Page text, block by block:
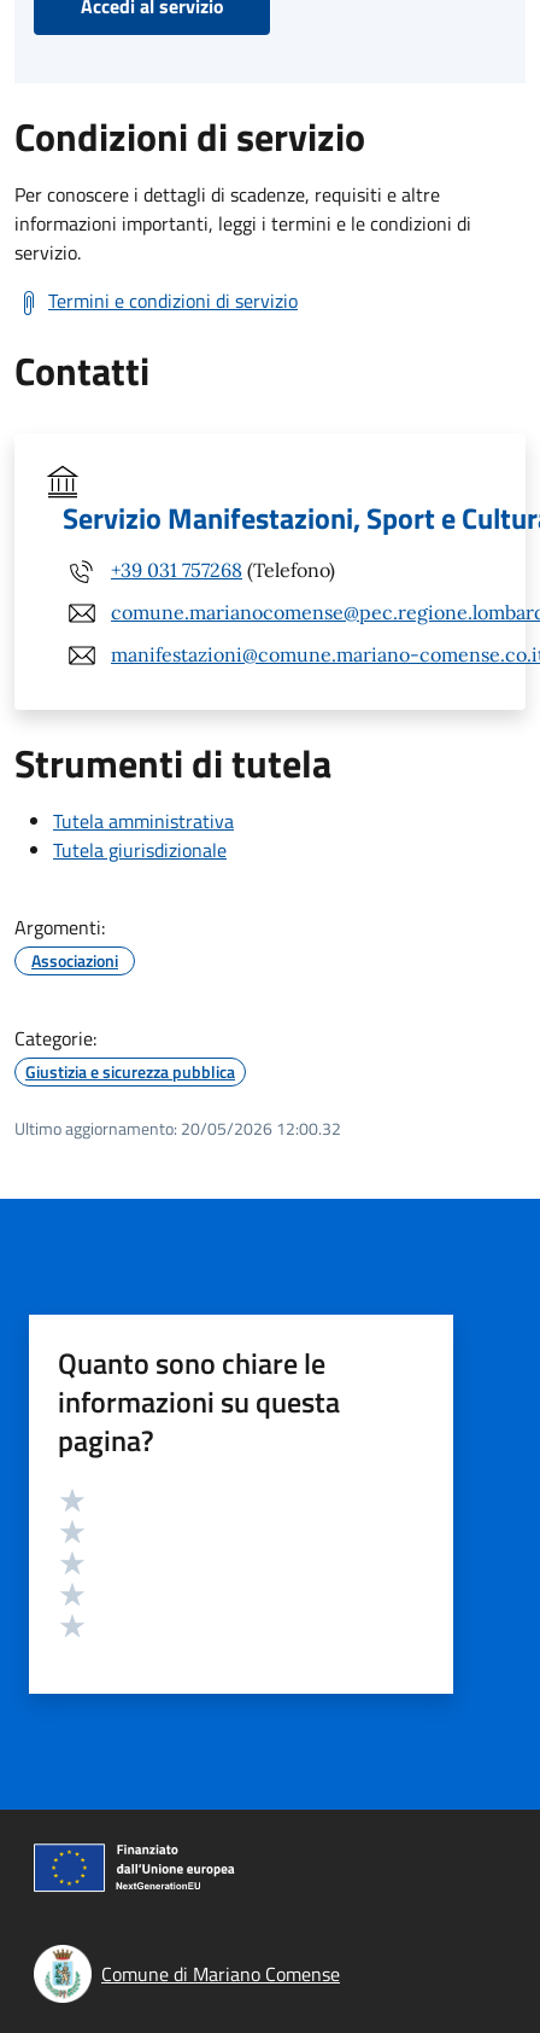
Condizioni di servizio
Per conoscere i dettagli di scadenze, requisiti e altre
informazioni importanti, leggi i termini e le condizioni di
servizio.
Termini e condizioni di servizio
Contatti
Servizio Manifestazioni, Sport e
+39 031 757268 (Telefono)
manifestazioni@comune.mariano-
Strumenti di tutela
Tutela amministrativa
Tutela giurisdizionale
Argomenti:
Associazioni
Categorie:
Giustizia e sicurezza pubblica
Ultimo aggiornamento: 20/05/2026 12:00.32
Quanto sono chiare le
informazioni su questa
pagina?
Valutazione
Comune di Mariano Comense